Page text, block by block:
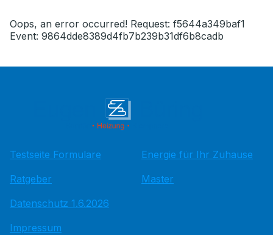
Oops, an error occurred! Request: f5644a349baf1
Event: 9864dde8389d4fb7b239b31df6b8cadb
Testseite Formulare
Ratgeber
Datenschutz 1.6.2026
Impressum
Energie für Ihr Zuhause
Master